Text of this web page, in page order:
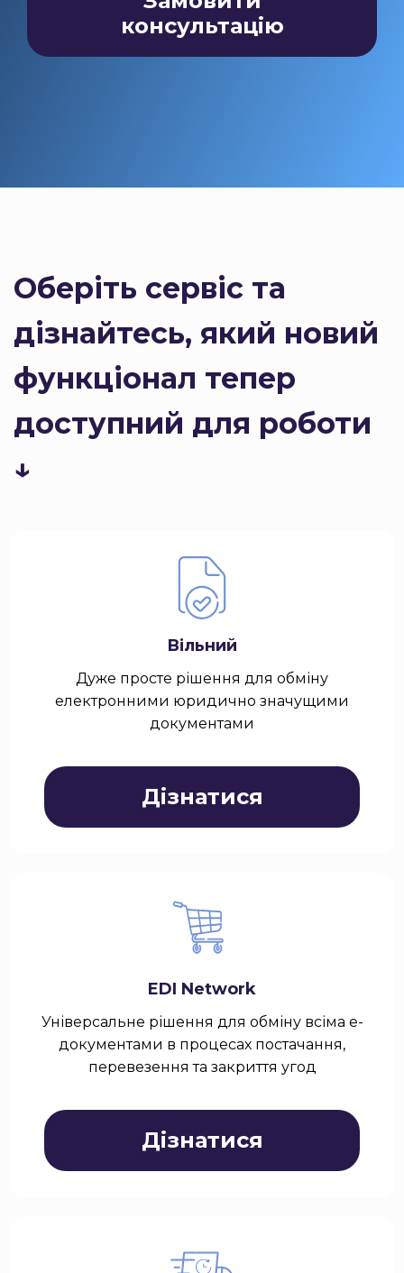
консультацію
Оберіть сервіс та
дізнайтесь, який новий
функціонал тепер
доступний для роботи
↓
Вільний
Дуже просте рішення для обміну
електронними юридично значущими
документами
Дізнатися
EDI Network
Універсальне рішення для обміну всіма е-
документами в процесах постачання,
перевезення та закриття угод
Дізнатися